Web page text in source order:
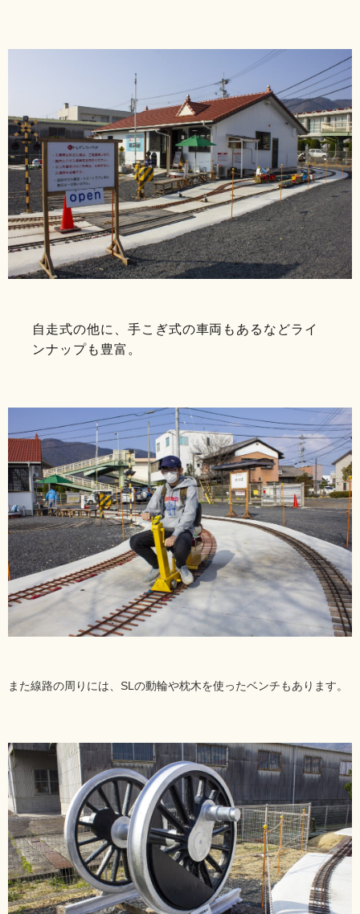
自走式の他に、手こぎ式の車両もあるなどライ
ンナップも豊富。
また線路の周りには、SLの動輪や枕木を使ったベンチもあります。